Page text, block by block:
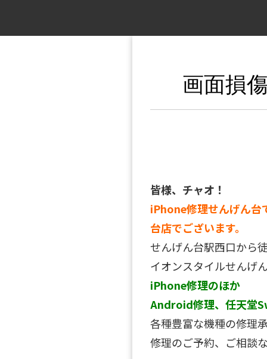
画面損
皆様、チャオ！
iPhone修理せんげん台
台店でございます。
せんげん台駅西口から
イオンスタイルせんげ
iPhone修理のほか
Android修理、任天堂
各種豊富な機種の修理
修理のご予約、ご相談